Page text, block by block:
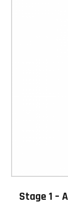
Stage 1 –